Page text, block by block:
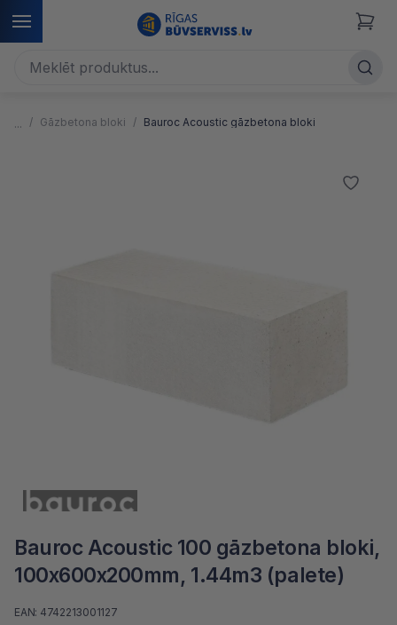
Gāzbetona bloki Bauroc Acoustic gāzbetona bloki
Bauroc Acoustic 100 gāzbetona bloki,
100x600x200mm, 1.44m3 (palete)
EAN: 4742213001127